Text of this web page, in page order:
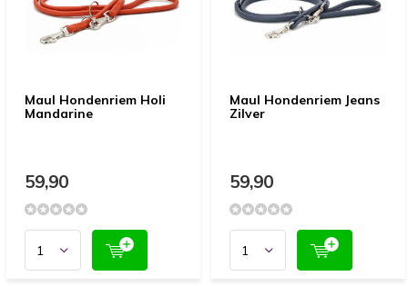
Maul Hondenriem Holi
Mandarine
59,90
Maul Hondenriem Jeans
Zilver
59,90